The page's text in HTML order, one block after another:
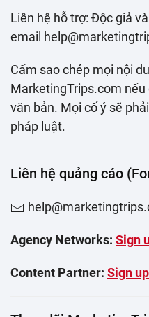
Liên hệ hỗ trợ: Độc giả
email
Cấm sao chép mọi nội
MarketingTrips.com
văn bản. Mọi cố ý sẽ
pháp luật.
Liên hệ quảng cáo
Agency Networks: Sign
Content Partner: Sign up